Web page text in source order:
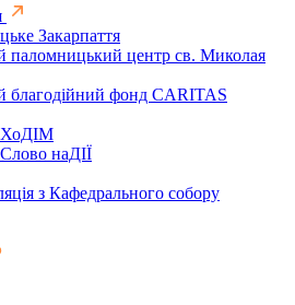
Закарпаття
паломницький центр св. Миколая
благодійний фонд CARITAS
наДІЇ
з Кафедрального собору